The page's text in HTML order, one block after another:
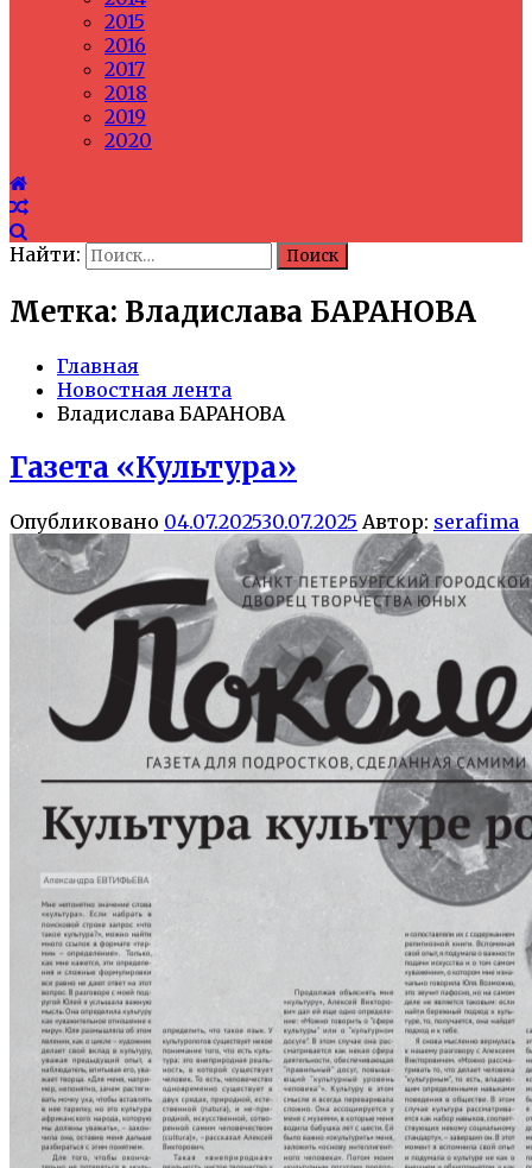
2015
2016
2017
2018
2019
2020
Найти:
Метка: Владислава БАРАНОВА
Главная
Новостная лента
Владислава БАРАНОВА
Газета «Культура»
Опубликовано 04.07.202530.07.2025 Автор: serafima